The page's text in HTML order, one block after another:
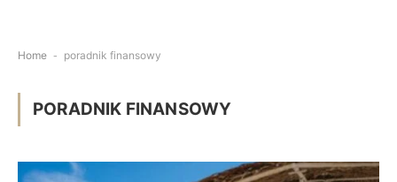
Home - poradnik finansowy
PORADNIK FINANSOWY